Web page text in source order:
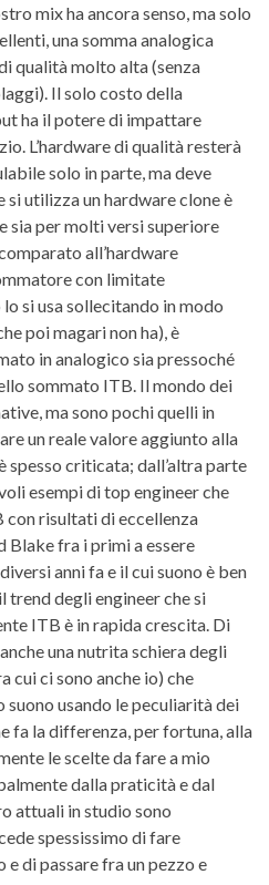
mix ha ancora senso, ma solo
una somma analogica
qualità molto alta (senza
Il solo costo della
ha il potere di impattare
L’hardware di qualità resterà
solo in parte, ma deve
si utilizza un hardware clone è
sia per molti versi superiore
all’hardware
con limitate
si usa sollecitando in modo
poi magari non ha), è
in analogico sia pressoché
sommato ITB. Il mondo dei
ma sono pochi quelli in
un reale valore aggiunto alla
spesso criticata; dall’altra parte
esempi di top engineer che
con risultati di eccellenza
Blake fra i primi a essere
anni fa e il cui suono è ben
trend degli engineer che si
ITB è in rapida crescita. Di
una nutrita schiera degli
ci sono anche io) che
usando le peculiarità dei
fa la differenza, per fortuna, alla
le scelte da fare a mio
dalla praticità e dal
attuali in studio sono
spessissimo di fare
di passare fra un pezzo e